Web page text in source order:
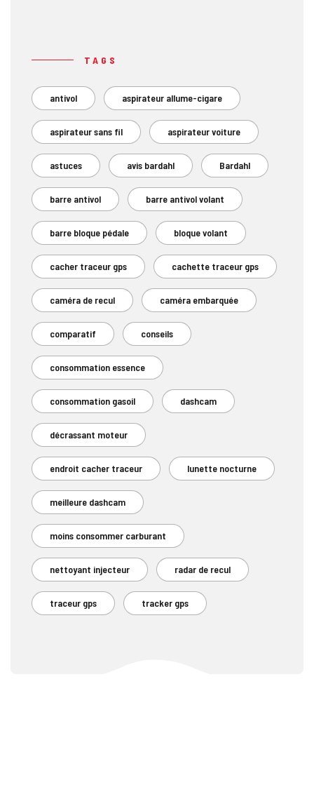
TAGS
antivol aspirateur allume-cigare
aspirateur sans fil aspirateur voiture
astuces avis bardahl Bardahl
barre antivol barre antivol volant
barre bloque pédale bloque volant
cacher traceur gps cachette traceur gps
caméra de recul caméra embarquée
comparatif conseils
consommation essence
consommation gasoil dashcam
décrassant moteur
endroit cacher traceur lunette nocturne
meilleure dashcam
moins consommer carburant
nettoyant injecteur radar de recul
traceur gps tracker gps